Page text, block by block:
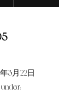
3月22日